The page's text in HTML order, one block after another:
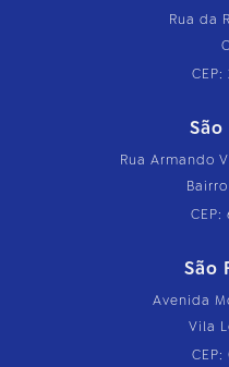
Rua da
CEP:
São
Rua Armando
CEP:
São
Avenida
Vila
CEP: